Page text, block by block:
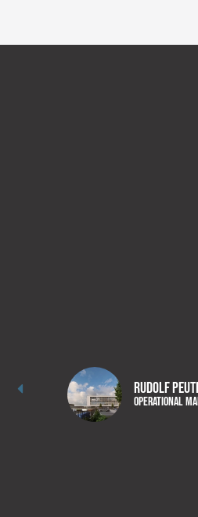
Rudolf
Operational